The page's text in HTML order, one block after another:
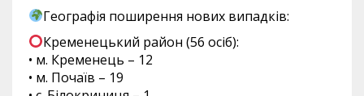
Географія поширення нових випадків:
Кременецький район (56 осіб):
• м. Кременець – 12
• м. Почаїв – 19